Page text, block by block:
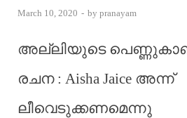
March 10, 2020 - by pranayam
അല്ലിയുടെ
രചന : Aisha Jaice അന്ന്
ലീവെടുക്കണമെന്നു